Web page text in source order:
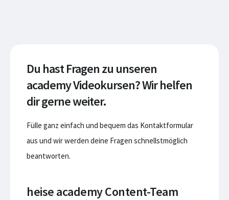
Du hast Fragen zu unseren
academy Videokursen? Wir helfen
dir gerne weiter.
Fülle ganz einfach und bequem das Kontaktformular
aus und wir werden deine Fragen schnellstmöglich
beantworten.
heise academy Content-Team